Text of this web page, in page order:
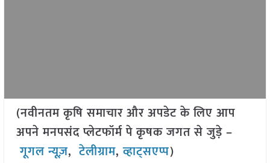
(नवीनतम कृषि समाचार और अपडेट के लिए आप
अपने मनपसंद प्लेटफॉर्म पे कृषक जगत से जुड़े –
गूगल न्यूज़,टेलीग्राम,व्हाट्सएप्प)